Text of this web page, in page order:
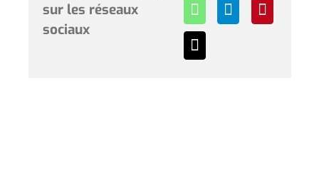
sur les réseaux
sociaux